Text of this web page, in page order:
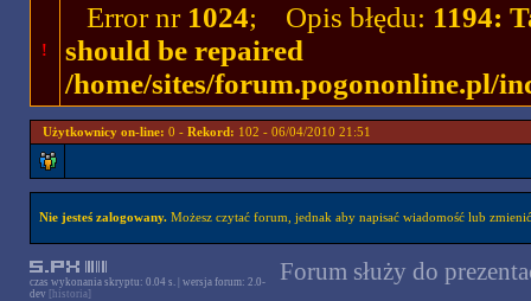
!
Error nr 1024; Opis błędu: 1194:
should be repaired
/home/sites/forum.pogononline.pl/
Użytkownicy on-line: 0 - Rekord: 102 - 06/04/2010 21:51
Nie jesteś zalogowany.Możesz czytać forum, jednak aby napisać wiadomość lub
czas wykonania skryptu: 0.04 s. | wersja forum: 2.0-
dev [historia]
Forum służy do